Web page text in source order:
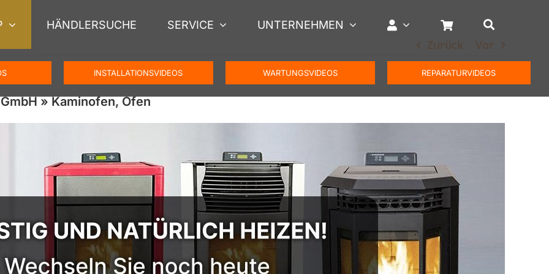
HÄNDLERSUCHE SERVICE UNTERNEHMEN
INSTALLATIONSVIDEOS WARTUNGSVIDEOS REPARATURVIDEOS
Zurück Vor
» Kaminofen, Ofen